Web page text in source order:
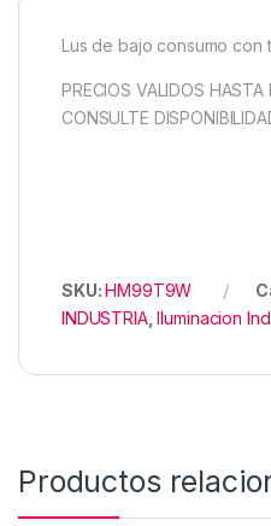
Lus de bajo consumo con
PRECIOS VALIDOS HASTA
CONSULTE
SKU:HM99T9W
INDUSTRIA,Iluminacion Ind.
Productos